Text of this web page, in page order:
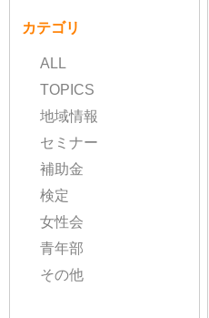
カテゴリ
ALL
TOPICS
地域情報
セミナー
補助金
検定
女性会
青年部
その他